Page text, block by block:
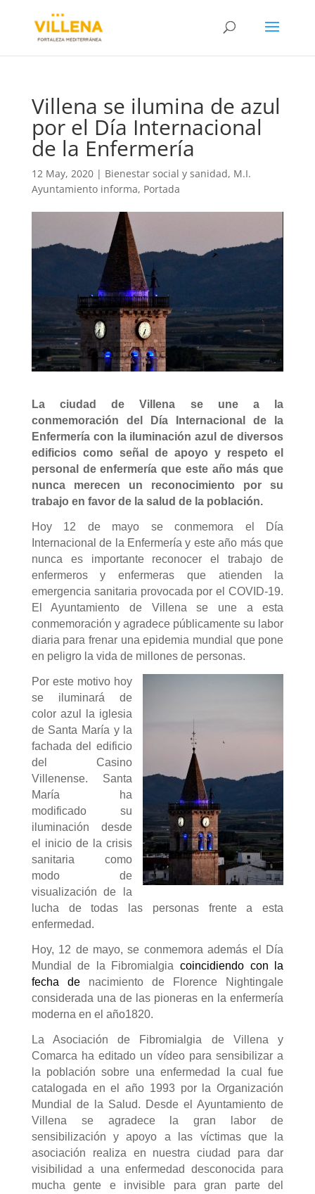
Villena se ilumina de azul
por el Día Internacional
de la Enfermería
12 May, 2020| Bienestar social y sanidad, M.I.
Ayuntamiento informa, Portada
La ciudad de Villena se une a la
conmemoración del Día Internacional de la
Enfermería con la iluminación azul de diversos
edificios como señal de apoyo y respeto el
personal de enfermería que este año más que
nunca merecen un reconocimiento por su
trabajo en favor de la salud de la población.
Hoy 12 de mayo se conmemora el Día
Internacional de la Enfermería y este año más que
nunca es importante reconocer el trabajo de
enfermeros y enfermeras que atienden la
emergencia sanitaria provocada por el COVID-19.
El Ayuntamiento de Villena se une a esta
conmemoración y agradece públicamente su labor
diaria para frenar una epidemia mundial que pone
en peligro la vida de millones de personas.
Por este motivo hoy
se iluminará de
color azul la iglesia
de Santa María y la
fachada del edificio
del Casino
Villenense. Santa
María ha
modificado su
iluminación desde
el inicio de la crisis
sanitaria como
modo de
visualización de la
lucha de todas las personas frente a esta
enfermedad.
Hoy, 12 de mayo, se conmemora además el Día
Mundial de la Fibromialgiacoincidiendo con la
fecha denacimiento de Florence Nightingale
considerada una de las pioneras en la enfermería
moderna en el año1820.
La Asociación de Fibromialgia de Villena y
Comarca ha editado un vídeo para sensibilizar a
la población sobre una enfermedad la cual fue
catalogada en el año 1993 por la Organización
Mundial de la Salud. Desde el Ayuntamiento de
Villena se agradece la gran labor de
sensibilización y apoyo a las víctimas que la
asociación realiza en nuestra ciudad para dar
visibilidad a una enfermedad desconocida para
mucha gente e invisible para gran parte del